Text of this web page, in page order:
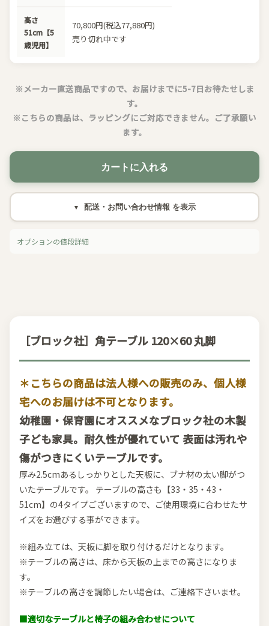
高さ
51cm【5
歳児用】
70,800円(税込77,880円)
売り切れ中です
※メーカー直送商品ですので、お届けまでに5-7日お待たせしま
す。
※こちらの商品は、ラッピングにご対応できません。ご了承願い
ます。
カートに入れる
配送・お問い合わせ情報
オプションの値段詳細
［ブロック社］角テーブル 120×60 丸脚
＊こちらの商品は法人様への販売のみ、個人様
宅へのお届けは不可となります。
幼稚園・保育園にオススメなブロック社の木製
子ども家具。耐久性が優れていて 表面は汚れや
傷がつきにくいテーブルです。
厚み2.5cmあるしっかりとした天板に、ブナ材の太い脚がつ
いたテーブルです。 テーブルの高さも【33・35・43・
51cm】の4タイプございますので、ご使用環境に合わせたサ
イズをお選びする事ができます。
※組み立ては、天板に脚を取り付けるだけとなります。
※テーブルの高さは、床から天板の上までの高さになりま
す。
※テーブルの高さを調節したい場合は、ご連絡下さいませ。
■適切なテーブルと椅子の組み合わせについて